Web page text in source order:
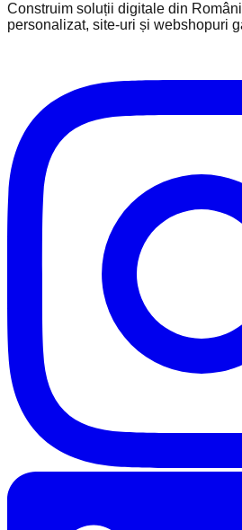
Construim soluții digitale din
personalizat, site-uri și webshopuri